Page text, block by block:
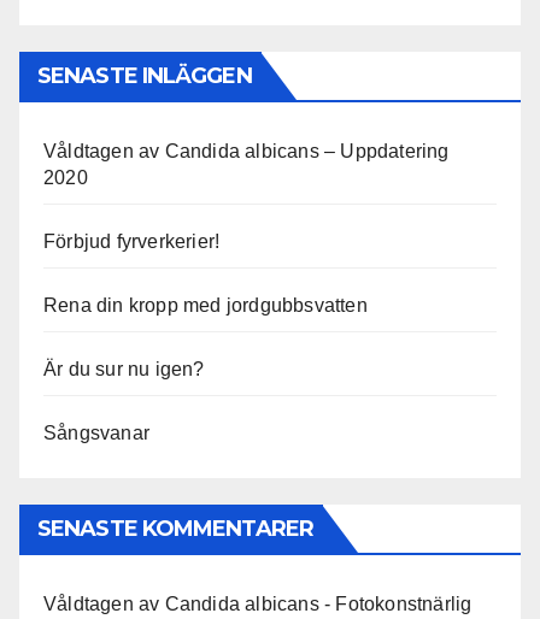
SENASTE INLÄGGEN
Våldtagen av Candida albicans – Uppdatering
2020
Förbjud fyrverkerier!
Rena din kropp med jordgubbsvatten
Är du sur nu igen?
Sångsvanar
SENASTE KOMMENTARER
Våldtagen av Candida albicans - Fotokonstnärlig